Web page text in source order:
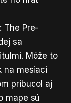
The Pre-
sa
Môže to
na mesiaci
pribudol aj
mape sú